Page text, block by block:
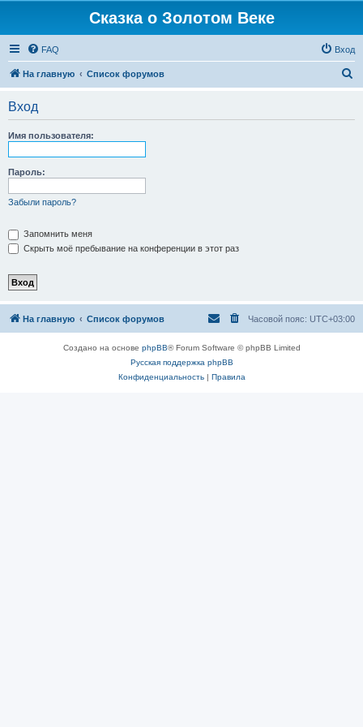
Сказка о Золотом Веке
FAQ Вход
На главную Список форумов
Вход
Имя пользователя:
Пароль:
Забыли пароль?
Запомнить меня
Скрыть моё пребывание на конференции в этот раз
На главную Список форумов Часовой пояс: UTC+03:00
Создано на основе phpBB® Forum Software © phpBB Limited
Русская поддержка phpBB
Конфиденциальность| Правила